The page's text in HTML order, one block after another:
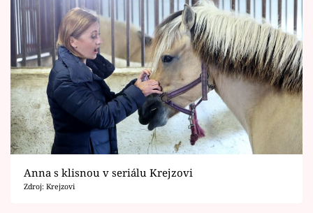
Seriály
Horoskopy
Sledujte prima+
Filmový festival Karlovy Vary
Anna s klisnou v seriálu Krejzovi
Zdroj: Krejzovi